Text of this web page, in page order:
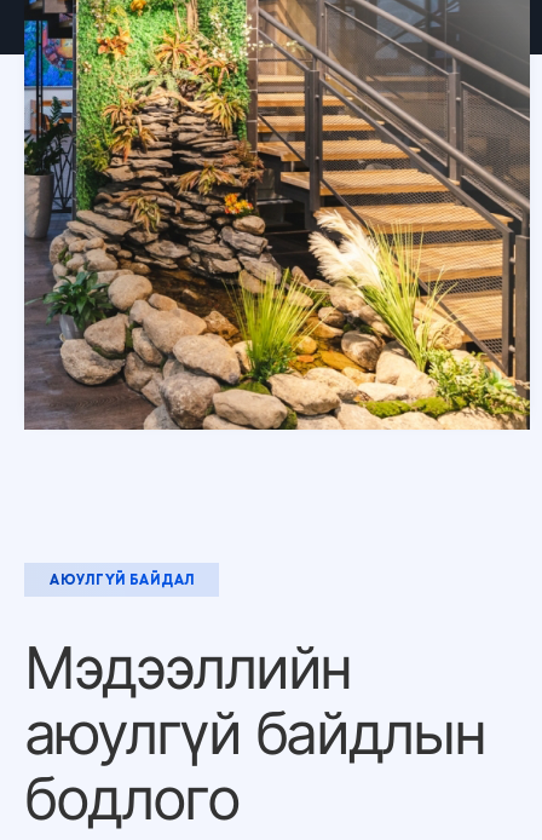
АЮУЛГҮЙ БАЙДАЛ
Мэдээллийн
аюулгүй байдлын
бодлого